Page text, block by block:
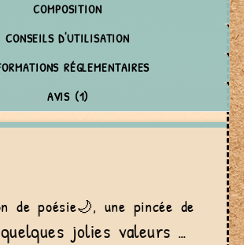
COMPOSITION
CONSEILS D'UTILISATION
RÉGLEMENTAIRES
AVIS (1)
de poésie🌙, une pincée de
quelques jolies valeurs …